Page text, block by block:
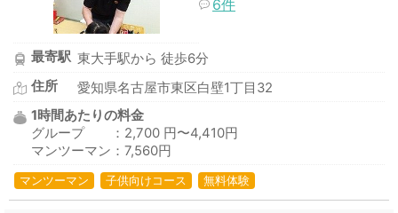
6件
最寄駅 東大手駅から 徒歩6分
住所
愛知県名古屋市東区白壁1丁目32
1時間あたりの料金
グループ ：2,700 円〜4,410円
マンツーマン：7,560円
マンツーマン 子供向けコース 無料体験